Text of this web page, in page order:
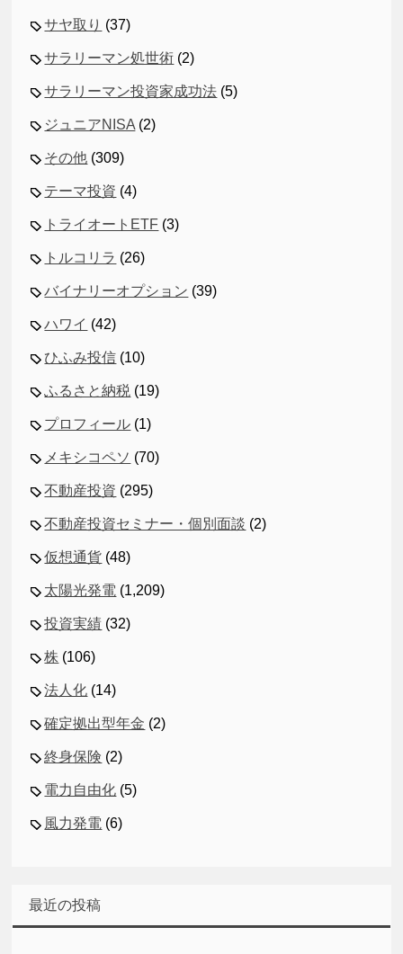
サヤ取り (37)
サラリーマン処世術 (2)
サラリーマン投資家成功法 (5)
ジュニアNISA (2)
その他 (309)
テーマ投資 (4)
トライオートETF (3)
トルコリラ (26)
バイナリーオプション (39)
ハワイ (42)
ひふみ投信 (10)
ふるさと納税 (19)
プロフィール (1)
メキシコペソ (70)
不動産投資 (295)
不動産投資セミナー・個別面談 (2)
仮想通貨 (48)
太陽光発電 (1,209)
投資実績 (32)
株 (106)
法人化 (14)
確定拠出型年金 (2)
終身保険 (2)
電力自由化 (5)
風力発電 (6)
最近の投稿